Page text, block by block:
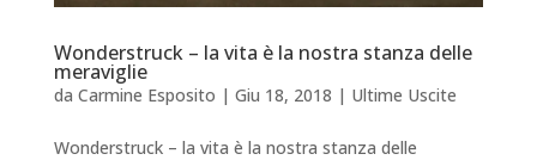
Wonderstruck – la vita è la nostra stanza delle
meraviglie
da Carmine Esposito | Giu 18, 2018 | Ultime Uscite
Wonderstruck – la vita è la nostra stanza delle